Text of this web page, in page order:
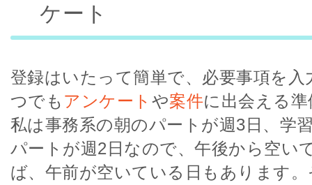
ケート
登録はいたって簡単で、必要事項を
つでも アンケート や案件に出会える
私は事務系の朝のパートが週3日、学
パートが週2日なので、午後から空い
ば、午前が空いている日もあります